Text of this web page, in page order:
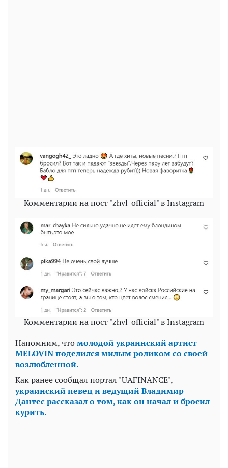
Комментарии на пост "zhvl_official" в Instagram
Комментарии на пост "zhvl_official" в Instagram
Напомним, чтомолодой украинский артист
MELOVIN поделился милым роликом со своей
возлюбленной.
Как ранее сообщал портал "UAFINANCE",
украинский певец и ведущий Владимир
Дантес рассказал о том, как он начал и бросил
курить.